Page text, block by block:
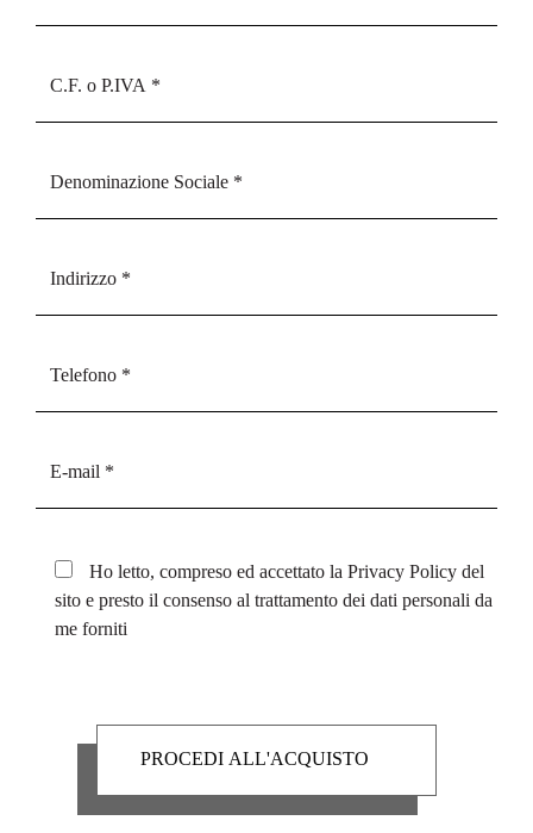
Ho letto, compreso ed accettato la Privacy Policy del
sito e presto il consenso al trattamento dei dati personali da
me forniti